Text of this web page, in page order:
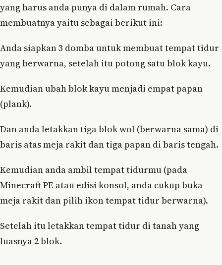
yang harus anda punya di dalam rumah. Cara
membuatnya yaitu sebagai berikut ini:
Anda siapkan 3 domba untuk membuat tempat tidur
yang berwarna, setelah itu potong satu blok kayu.
Kemudian ubah blok kayu menjadi empat papan
(plank).
Dan anda letakkan tiga blok wol (berwarna sama) di
baris atas meja rakit dan tiga papan di baris tengah.
Kemudian anda ambil tempat tidurmu (pada
Minecraft PE atau edisi konsol, anda cukup buka
meja rakit dan pilih ikon tempat tidur berwarna).
Setelah itu letakkan tempat tidur di tanah yang
luasnya 2 blok.